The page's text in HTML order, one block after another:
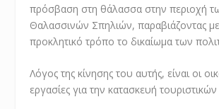
πρόσβαση στη θάλασσα στην περιοχή
Θαλασσινών Σπηλιών, παραβιάζοντας
προκλητικό τρόπο το δικαίωμα των
Λόγος της κίνησης του αυτής, είναι οι
εργασίες για την κατασκευή